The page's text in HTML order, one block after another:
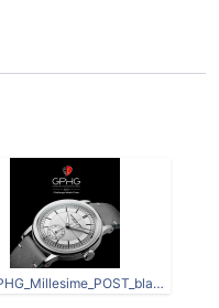
RW_GPHG_Millesime_POST_black_3.png